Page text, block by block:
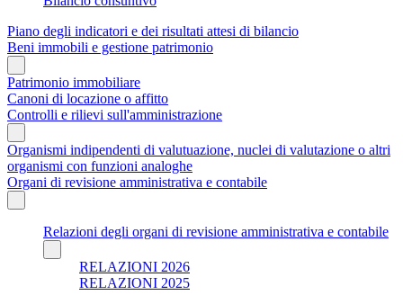
Piano degli indicatori e dei risultati attesi di bilancio
Beni immobili e gestione patrimonio
Patrimonio immobiliare
Canoni di locazione o affitto
Controlli e rilievi sull'amministrazione
Organismi indipendenti di valutuazione, nuclei di valutazione o altri
organismi con funzioni analoghe
Organi di revisione amministrativa e contabile
Relazioni degli organi di revisione amministrativa e contabile
RELAZIONI 2026
RELAZIONI 2025